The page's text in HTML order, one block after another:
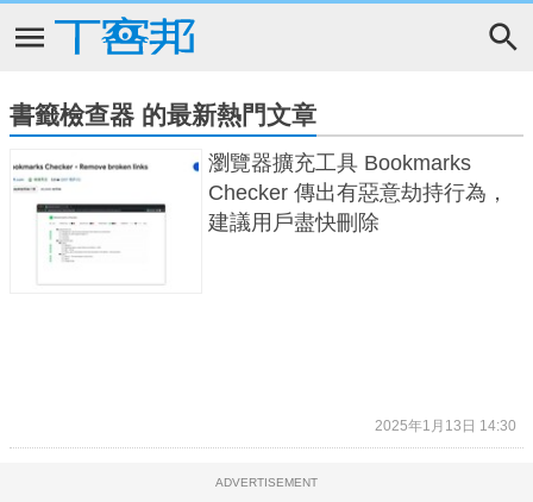
書籤檢查器 的最新熱門文章
瀏覽器擴充工具 Bookmarks
Checker 傳出有惡意劫持行為，
建議用戶盡快刪除
2025年1月13日 14:30
ADVERTISEMENT